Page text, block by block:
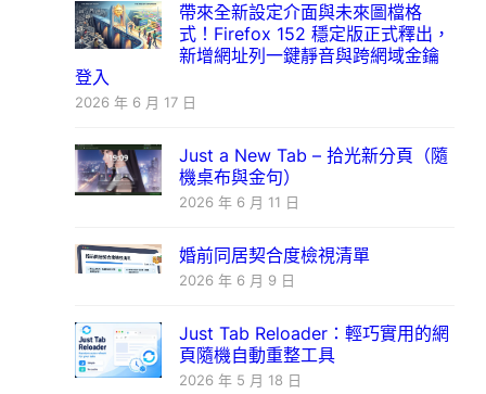
帶來全新設定介面與未來圖檔格
式！Firefox 152 穩定版正式釋出，
新增網址列一鍵靜音與跨網域金鑰
登入
2026 年 6 月 17 日
Just a New Tab – 拾光新分頁（隨
機桌布與金句）
2026 年 6 月 11 日
婚前同居契合度檢視清單
2026 年 6 月 9 日
Just Tab Reloader：輕巧實用的網
頁隨機自動重整工具
2026 年 5 月 18 日